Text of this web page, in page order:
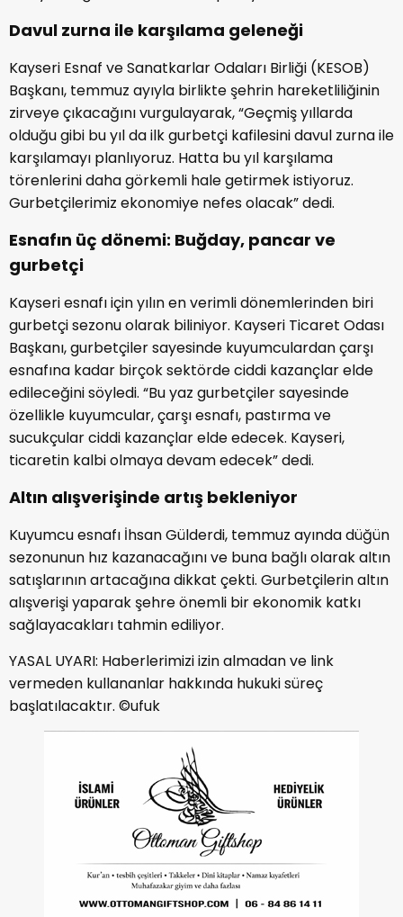
Davul zurna ile karşılama geleneği
Kayseri Esnaf ve Sanatkarlar Odaları Birliği (KESOB)
Başkanı, temmuz ayıyla birlikte şehrin hareketliliğinin
zirveye çıkacağını vurgulayarak, “Geçmiş yıllarda
olduğu gibi bu yıl da ilk gurbetçi kafilesini davul zurna ile
karşılamayı planlıyoruz. Hatta bu yıl karşılama
törenlerini daha görkemli hale getirmek istiyoruz.
Gurbetçilerimiz ekonomiye nefes olacak” dedi.
Esnafın üç dönemi: Buğday, pancar ve
gurbetçi
Kayseri esnafı için yılın en verimli dönemlerinden biri
gurbetçi sezonu olarak biliniyor. Kayseri Ticaret Odası
Başkanı, gurbetçiler sayesinde kuyumculardan çarşı
esnafına kadar birçok sektörde ciddi kazançlar elde
edileceğini söyledi. “Bu yaz gurbetçiler sayesinde
özellikle kuyumcular, çarşı esnafı, pastırma ve
sucukçular ciddi kazançlar elde edecek. Kayseri,
ticaretin kalbi olmaya devam edecek” dedi.
Altın alışverişinde artış bekleniyor
Kuyumcu esnafı İhsan Gülderdi, temmuz ayında düğün
sezonunun hız kazanacağını ve buna bağlı olarak altın
satışlarının artacağına dikkat çekti. Gurbetçilerin altın
alışverişi yaparak şehre önemli bir ekonomik katkı
sağlayacakları tahmin ediliyor.
YASAL UYARI: Haberlerimizi izin almadan ve link
vermeden kullananlar hakkında hukuki süreç
başlatılacaktır. ©ufuk